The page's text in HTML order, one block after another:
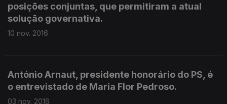
posições conjuntas, que permitiram a atual
solução governativa.
10 nov. 2016
António Arnaut, presidente honorário do PS, é
o entrevistado de Maria Flor Pedroso.
03 nov. 2016